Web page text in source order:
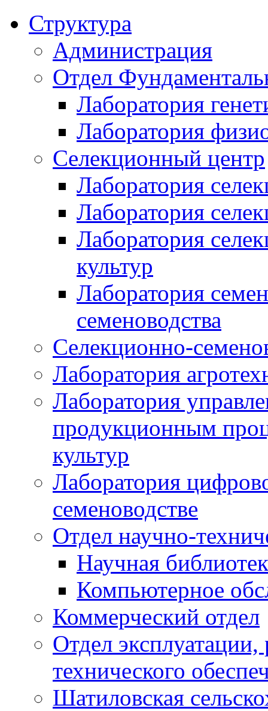
Структура
Администрация
Отдел
Лаборатория
Лаборатория
Селекционный центр
Лаборатория
Лаборатория
Лаборатория
культур
Лаборатория
семеноводства
Селекционно-
Лаборатория
Лаборатория
продукционным
культур
Лаборатория
семеноводстве
Отдел научно-
Научная
Компьютерное
Коммерческий отдел
Отдел
технического
Шатиловская